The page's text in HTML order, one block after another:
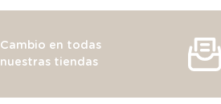
Cambio en todas
nuestras tiendas